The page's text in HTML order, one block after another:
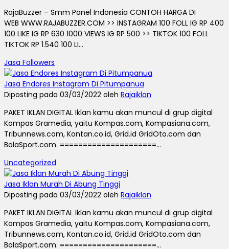
RajaBuzzer – Smm Panel Indonesia CONTOH HARGA DI
WEB WWW.RAJABUZZER.COM >> INSTAGRAM 100 FOLL IG RP 400
100 LIKE IG RP 630 1000 VIEWS IG RP 500 >> TIKTOK 100 FOLL
TIKTOK RP 1.540 100 LI...
Jasa Followers
Jasa Endores Instagram Di Pitumpanua
Diposting pada 03/03/2022 oleh Rajaiklan
PAKET IKLAN DIGITAL Iklan kamu akan muncul di grup digital
Kompas Gramedia, yaitu Kompas.com, Kompasiana.com,
Tribunnews.com, Kontan.co.id, Grid.id GridOto.com dan
BolaSport.com. =====================...
Uncategorized
Jasa Iklan Murah Di Abung Tinggi
Diposting pada 03/03/2022 oleh Rajaiklan
PAKET IKLAN DIGITAL Iklan kamu akan muncul di grup digital
Kompas Gramedia, yaitu Kompas.com, Kompasiana.com,
Tribunnews.com, Kontan.co.id, Grid.id GridOto.com dan
BolaSport.com. =====================...